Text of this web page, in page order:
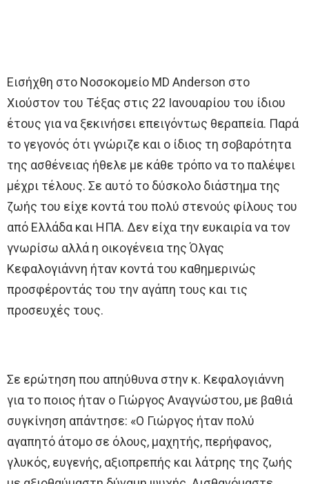
Εισήχθη στο Νοσοκομείο MD Anderson στο
Χιούστον του Τέξας στις 22 Ιανουαρίου του ίδιου
έτους για να ξεκινήσει επειγόντως θεραπεία. Παρά
το γεγονός ότι γνώριζε και ο ίδιος τη σοβαρότητα
της ασθένειας ήθελε με κάθε τρόπο να το παλέψει
μέχρι τέλους. Σε αυτό το δύσκολο διάστημα της
ζωής του είχε κοντά του πολύ στενούς φίλους του
από Ελλάδα και ΗΠΑ. Δεν είχα την ευκαιρία να τον
γνωρίσω αλλά η οικογένεια της Όλγας
Κεφαλογιάννη ήταν κοντά του καθημερινώς
προσφέροντάς του την αγάπη τους και τις
προσευχές τους.
Σε ερώτηση που απηύθυνα στην κ. Κεφαλογιάννη
για το ποιος ήταν ο Γιώργος Αναγνώστου, με βαθιά
συγκίνηση απάντησε: «Ο Γιώργος ήταν πολύ
αγαπητό άτομο σε όλους, μαχητής, περήφανος,
γλυκός, ευγενής, αξιοπρεπής και λάτρης της ζωής